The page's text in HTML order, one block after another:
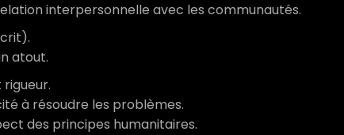
interpersonnelle avec les communautés.
atout.
rigueur.
à résoudre les problèmes.
des principes humanitaires.